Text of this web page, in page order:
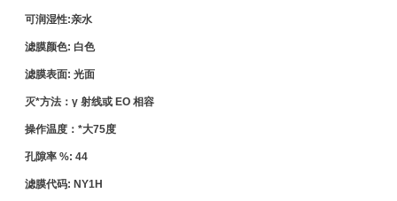
可润湿性:亲水
滤膜颜色: 白色
滤膜表面: 光面
灭*方法：γ 射线或 EO 相容
操作温度：*大75度
孔隙率 %: 44
滤膜代码: NY1H